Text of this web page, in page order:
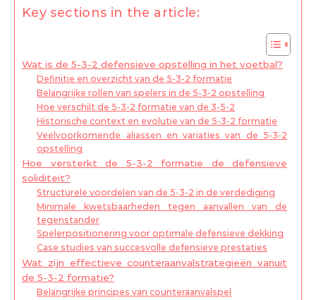
Key sections in the article:
Wat is de 5-3-2 defensieve opstelling in het voetbal?
Definitie en overzicht van de 5-3-2 formatie
Belangrijke rollen van spelers in de 5-3-2 opstelling
Hoe verschilt de 5-3-2 formatie van de 3-5-2
Historische context en evolutie van de 5-3-2 formatie
Veelvoorkomende aliassen en variaties van de 5-3-2
opstelling
Hoe versterkt de 5-3-2 formatie de defensieve
soliditeit?
Structurele voordelen van de 5-3-2 in de verdediging
Minimale kwetsbaarheden tegen aanvallen van de
tegenstander
Spelerpositionering voor optimale defensieve dekking
Case studies van succesvolle defensieve prestaties
Wat zijn effectieve counteraanvalstrategieën vanuit
de 5-3-2 formatie?
Belangrijke principes van counteraanvalspel